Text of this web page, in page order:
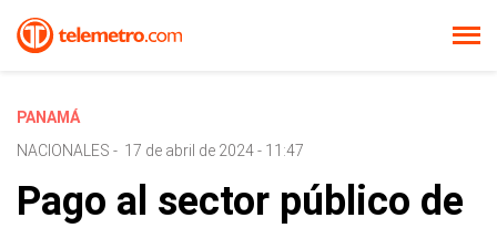
PANAMÁ
NACIONALES - 17 de abril de 2024 - 11:47
Pago al sector público de